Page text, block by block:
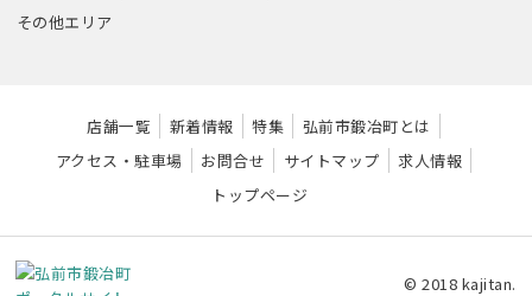
その他エリア
店舗一覧 新着情報 特集
弘前市鍛冶町とは
アクセス・駐車場
お問合せ サイトマップ
求人情報
トップページ
© 2018 kajitan.